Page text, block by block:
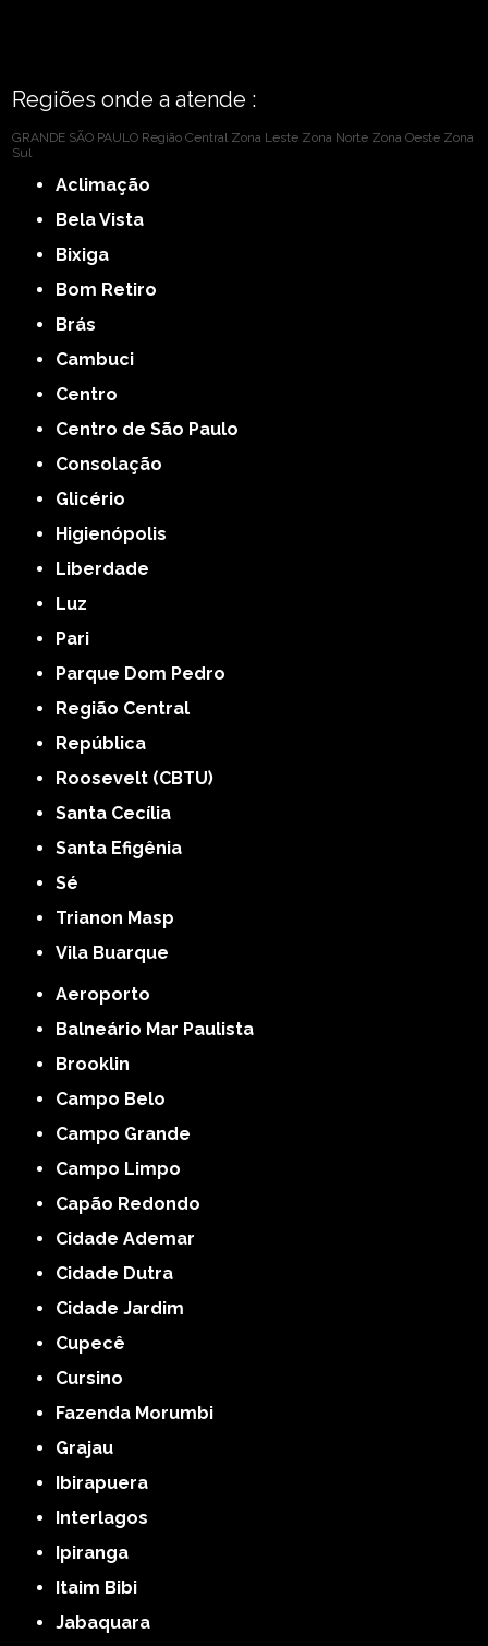
Regiões onde a atende :
GRANDE SÃO PAULO Região Central Zona Leste Zona Norte Zona Oeste Zona
Sul
Aclimação
Bela Vista
Bixiga
Bom Retiro
Brás
Cambuci
Centro
Centro de São Paulo
Consolação
Glicério
Higienópolis
Liberdade
Luz
Pari
Parque Dom Pedro
Região Central
República
Roosevelt (CBTU)
Santa Cecília
Santa Efigênia
Sé
Trianon Masp
Vila Buarque
Aeroporto
Balneário Mar Paulista
Brooklin
Campo Belo
Campo Grande
Campo Limpo
Capão Redondo
Cidade Ademar
Cidade Dutra
Cidade Jardim
Cupecê
Cursino
Fazenda Morumbi
Grajau
Ibirapuera
Interlagos
Ipiranga
Itaim Bibi
Jabaquara